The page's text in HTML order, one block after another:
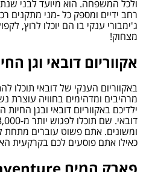
רחב ידיים ומספק כל -מני מתקנים
ג'ימבורי ענקי בו הם יוכלו לרוץ,
מצחוק!
אקווריום דובאי וגן
באקווריום הענקי של דובאי תוכלו
מרהיבים ומדהימים בחוויה עוצרת
ילדיכם באקווריום דובאי ובגן
ומשונים. אתם פשוט עוברים מתחת
כאילו אתם פוסעים לכם בקרקעית
פארק המים